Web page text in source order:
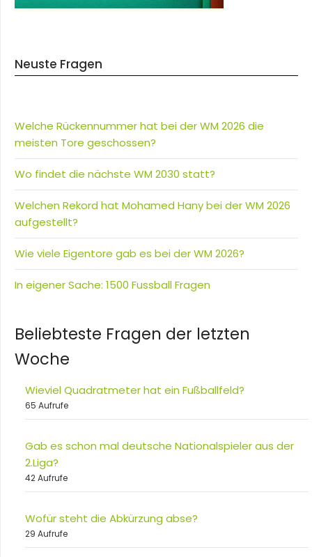
Neuste Fragen
Welche Rückennummer hat bei der WM 2026 die
meisten Tore geschossen?
Wo findet die nächste WM 2030 statt?
Welchen Rekord hat Mohamed Hany bei der WM 2026
aufgestellt?
Wie viele Eigentore gab es bei der WM 2026?
In eigener Sache: 1500 Fussball Fragen
Beliebteste Fragen der letzten
Woche
Wieviel Quadratmeter hat ein Fußballfeld?
65 Aufrufe
Gab es schon mal deutsche Nationalspieler aus der
2.Liga?
42 Aufrufe
Wofür steht die Abkürzung abse?
29 Aufrufe